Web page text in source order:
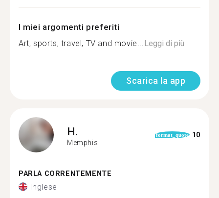
I miei argomenti preferiti
Art, sports, travel, TV and movie...Leggi di più
Scarica la app
H.
Memphis
format_quote 10
PARLA CORRENTEMENTE
Inglese